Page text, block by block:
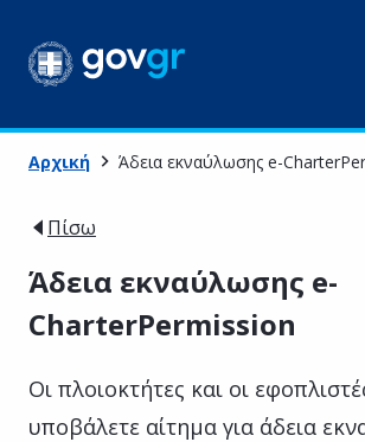
Αρχική Άδεια εκναύλωσης e-
Πίσω
Άδεια εκναύλωσης e-
CharterPermission
Οι πλοιοκτήτες και οι
υποβάλετε αίτημα για άδεια